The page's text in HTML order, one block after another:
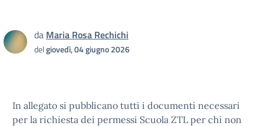
da Maria Rosa Rechichi
delgiovedì, 04 giugno 2026
In allegato si pubblicano tutti i documenti necessari
per la richiesta dei permessi Scuola ZTL per chi non